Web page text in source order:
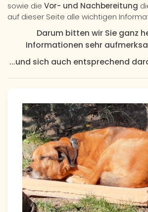
sowie die Vor- und Nachbereitung
auf dieser Seite alle wichtigen
Darum bitten wir Sie ganz
Informationen sehr
...und sich auch entsprechend